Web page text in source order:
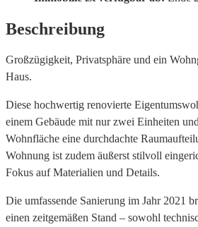
Beschreibung
Großzügigkeit, Privatsphäre und ein
Haus.
Diese hochwertig renovierte
einem Gebäude mit nur zwei Einheiten
Wohnfläche eine durchdachte
Wohnung ist zudem äußerst stilvoll
Fokus auf Materialien und Details.
Die umfassende Sanierung im Jahr 2021
einen zeitgemäßen Stand – sowohl